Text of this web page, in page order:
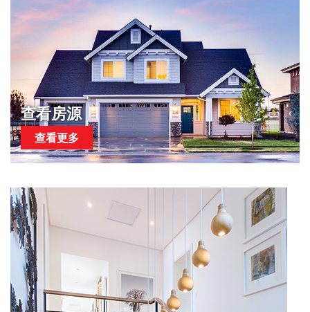
查看房源
查看更多